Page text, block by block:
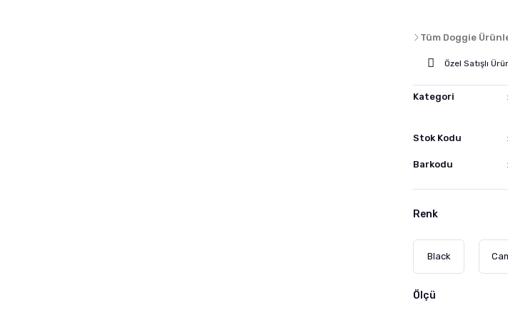
Tüm Doggie
Özel Satışlı
Kategori
Stok Kodu
Barkodu
Renk
Black
Ölçü